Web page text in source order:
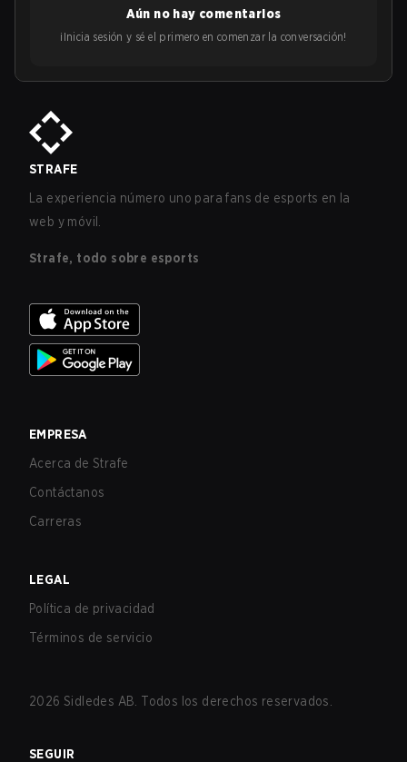
Aún no hay comentarios
¡Inicia sesión y sé el primero en comenzar la conversación!
STRAFE
La experiencia número uno para fans de esports en la
web y móvil.
Strafe, todo sobre esports
EMPRESA
Acerca de Strafe
Contáctanos
Carreras
LEGAL
Política de privacidad
Términos de servicio
2026 Sidledes AB. Todos los derechos reservados.
SEGUIR